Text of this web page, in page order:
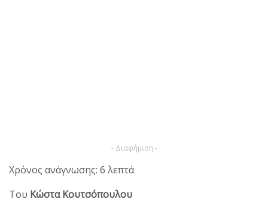
- Διαφήμιση -
Χρόνος ανάγνωσης: 6 λεπτά
Του Κώστα Κουτσόπουλου